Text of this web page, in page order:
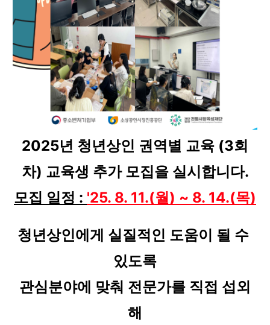
2025년 청년상인 권역별 교육 (3회
차) 교육생 추가 모집을 실시합니다.
모집 일정 : '25. 8. 11.(월) ~ 8. 14.(목)
청년상인에게 실질적인 도움이 될 수
있도록
관심분야에 맞춰 전문가를 직접 섭외
해